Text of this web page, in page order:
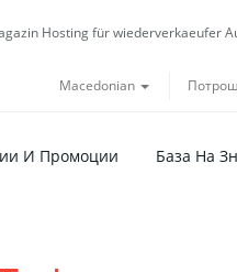
Macedonian
И Промоции База На